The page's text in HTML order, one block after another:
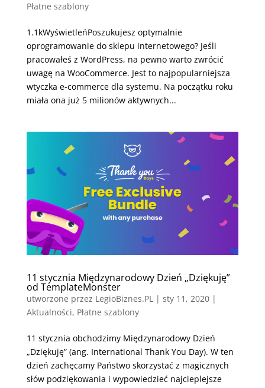
Płatne szablony
1.1kWyświetleńPoszukujesz optymalnie
oprogramowanie do sklepu internetowego? Jeśli
pracowałeś z WordPress, na pewno warto zwrócić
uwagę na WooCommerce. Jest to najpopularniejsza
wtyczka e-commerce dla systemu. Na początku roku
miała ona już 5 milionów aktywnych...
11 stycznia Międzynarodowy Dzień „Dziękuję”
od TemplateMonster
utworzone przez LegioBiznes.PL| sty 11, 2020|
Aktualności, Płatne szablony
11 stycznia obchodzimy Międzynarodowy Dzień
„Dziękuję” (ang. International Thank You Day). W ten
dzień zachęcamy Państwo skorzystać z magicznych
słów podziękowania i wypowiedzieć najcieplejsze